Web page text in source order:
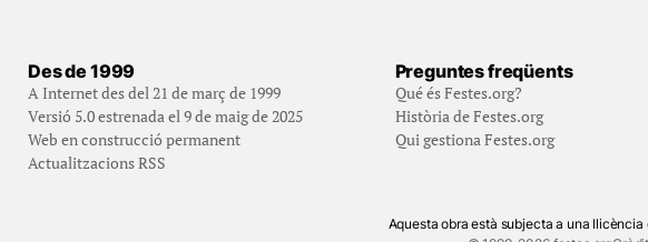
Des de 1999
A Internet des del 21 de març de 1999
Versió 5.0 estrenada el 9 de maig de 2025
Web en construcció permanent
Actualitzacions RSS
Preguntes freqüents
Qué és Festes.org?
Història de Festes.org
Qui gestiona Festes.org
Aquesta obra està subjecta a una